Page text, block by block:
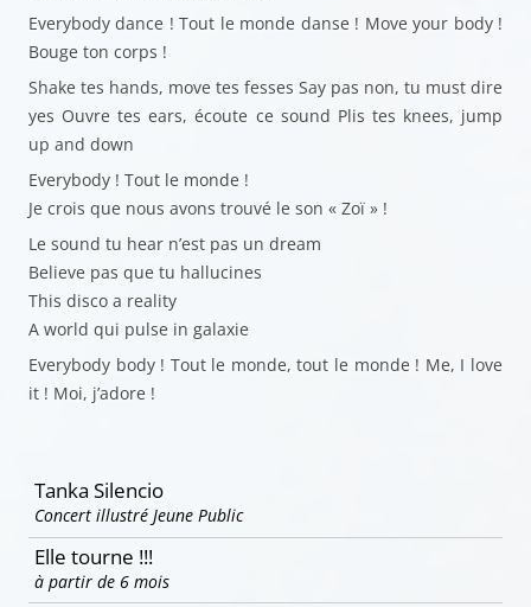
Everybody dance ! Tout le monde danse ! Move your body !
Bouge ton corps !
Shake tes hands, move tes fesses Say pas non, tu must dire
yes Ouvre tes ears, écoute ce sound Plis tes knees, jump
up and down
Everybody ! Tout le monde !
Je crois que nous avons trouvé le son « Zoï » !
Le sound tu hear n’est pas un dream
Believe pas que tu hallucines
This disco a reality
A world qui pulse in galaxie
Everybody body ! Tout le monde, tout le monde ! Me, I love
it ! Moi, j’adore !
Tanka Silencio
Concert illustré Jeune Public
Elle tourne !!!
à partir de 6 mois